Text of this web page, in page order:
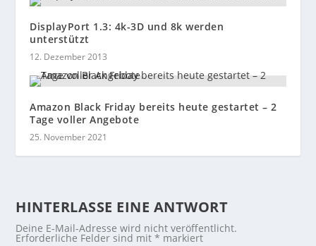
DisplayPort 1.3: 4k-3D und 8k werden
unterstützt
12. Dezember 2013
Amazon Black Friday bereits heute gestartet – 2
Tage voller Angebote
25. November 2021
HINTERLASSE EINE ANTWORT
Deine E-Mail-Adresse wird nicht veröffentlicht.
Erforderliche Felder sind mit* markiert